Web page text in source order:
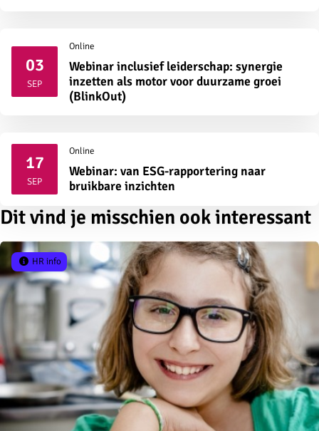
03
SEP2026
Online
Webinar inclusief leiderschap: synergie
inzetten als motor voor duurzame groei
(BlinkOut)
17
SEP2026
Online
Webinar: van ESG-rapportering naar
bruikbare inzichten
Dit vind je misschien ook interessant
HR info